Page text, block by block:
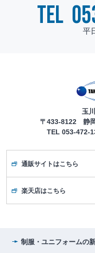
TEL
平
玉
〒433-8122 静
TEL 053-472-
通販サイトはこちら
楽天店はこちら
制服・ユニフォームの